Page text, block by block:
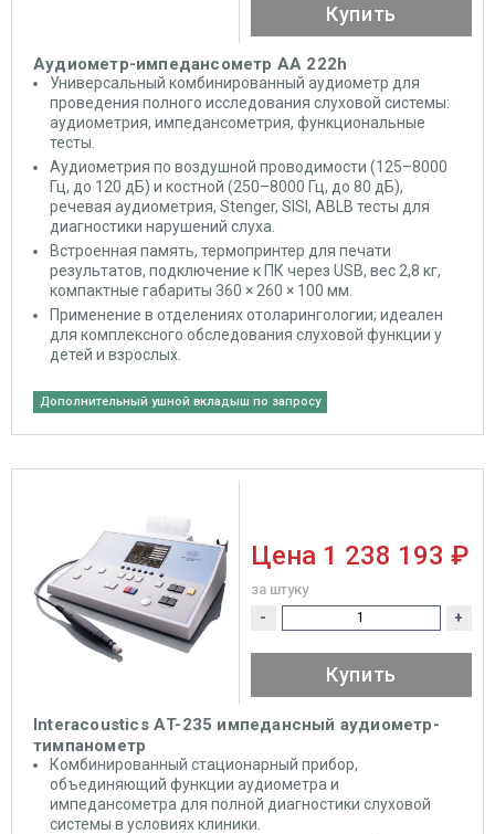
Аудиометр-импедансометр АА 222h
Универсальный комбинированный аудиометр для
проведения полного исследования слуховой системы:
аудиометрия, импедансометрия, функциональные
тесты.
Аудиометрия по воздушной проводимости (125–8000
Гц, до 120 дБ) и костной (250–8000 Гц, до 80 дБ),
речевая аудиометрия, Stenger, SISI, ABLB тесты для
диагностики нарушений слуха.
Встроенная память, термопринтер для печати
результатов, подключение к ПК через USB, вес 2,8 кг,
компактные габариты 360 × 260 × 100 мм.
Применение в отделениях отоларингологии; идеален
для комплексного обследования слуховой функции у
детей и взрослых.
Дополнительный ушной вкладыш по запросу
Купить
Interacoustics АT-235 импедансный аудиометр-
тимпанометр
Комбинированный стационарный прибор,
объединяющий функции аудиометра и
импедансометра для полной диагностики слуховой
системы в условиях клиники.
Цена 1 238 193 ₽
за штуку
- +
Купить